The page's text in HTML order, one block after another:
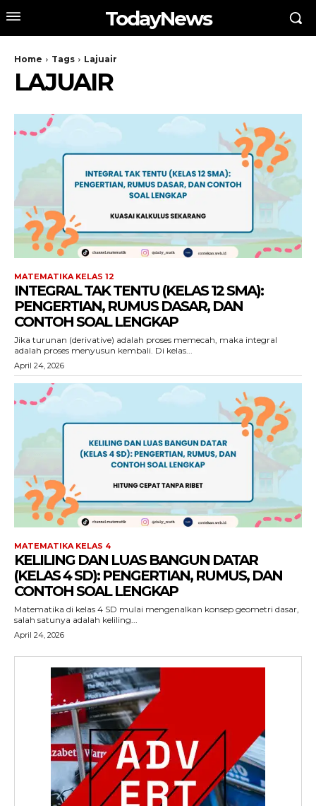
TodayNews
Home Tags Lajuair
LAJUAIR
MATEMATIKA KELAS 12
INTEGRAL TAK TENTU (KELAS 12 SMA):
PENGERTIAN, RUMUS DASAR, DAN
CONTOH SOAL LENGKAP
Jika turunan (derivative) adalah proses memecah, maka integral
adalah proses menyusun kembali. Di kelas...
April 24, 2026
MATEMATIKA KELAS 4
KELILING DAN LUAS BANGUN DATAR
(KELAS 4 SD): PENGERTIAN, RUMUS, DAN
CONTOH SOAL LENGKAP
Matematika di kelas 4 SD mulai mengenalkan konsep geometri dasar,
salah satunya adalah keliling...
April 24, 2026